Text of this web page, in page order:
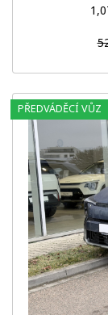
PŘEDVÁDĚCÍ VŮZ